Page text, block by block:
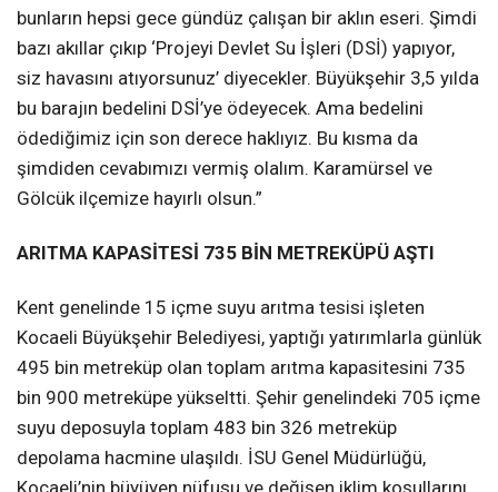
bunların hepsi gece gündüz çalışan bir aklın eseri. Şimdi
bazı akıllar çıkıp ‘Projeyi Devlet Su İşleri (DSİ) yapıyor,
siz havasını atıyorsunuz’ diyecekler. Büyükşehir 3,5 yılda
bu barajın bedelini DSİ’ye ödeyecek. Ama bedelini
ödediğimiz için son derece haklıyız. Bu kısma da
şimdiden cevabımızı vermiş olalım. Karamürsel ve
Gölcük ilçemize hayırlı olsun.”
ARITMA KAPASİTESİ 735 BİN METREKÜPÜ AŞTI
Kent genelinde 15 içme suyu arıtma tesisi işleten
Kocaeli Büyükşehir Belediyesi, yaptığı yatırımlarla günlük
495 bin metreküp olan toplam arıtma kapasitesini 735
bin 900 metreküpe yükseltti. Şehir genelindeki 705 içme
suyu deposuyla toplam 483 bin 326 metreküp
depolama hacmine ulaşıldı. İSU Genel Müdürlüğü,
Kocaeli’nin büyüyen nüfusu ve değişen iklim koşullarını